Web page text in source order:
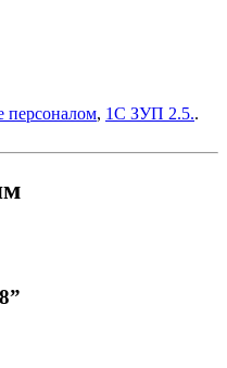
персоналом, 1С ЗУП 2.5..
”